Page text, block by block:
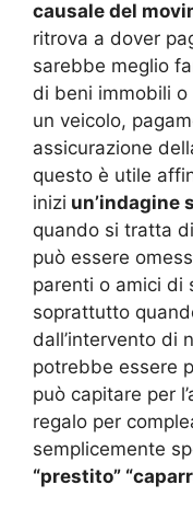
causale del
ritrova a dover
sarebbe meglio
di beni immobili
un veicolo,
assicurazione
questo è utile
inizi un’indagine
quando si tratta
può essere
parenti o amici di
soprattutto
dall’intervento di
potrebbe essere
può capitare per
regalo per
semplicemente
“prestito”